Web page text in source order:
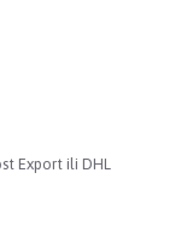
Export ili DHL